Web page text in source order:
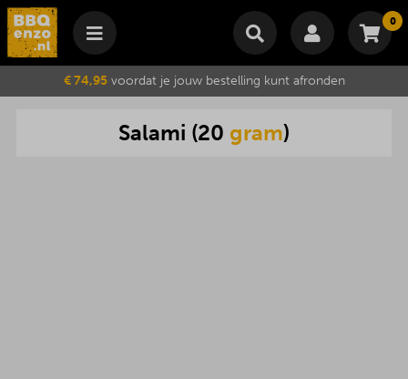
0
Winkelmand
Je winkelwagen is momenteel leeg.
Subtotaal €
Wijzig winkelmand Bestellen
€ 74,95voordat je jouw bestelling kunt afronden
Salami (20 gram)